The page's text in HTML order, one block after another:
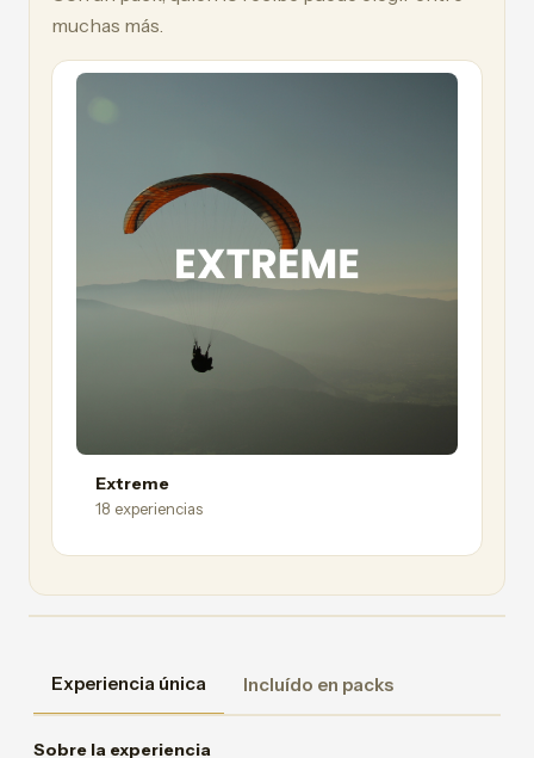
muchas más.
Extreme
18 experiencias
Experiencia única Incluído en packs
Sobre la experiencia